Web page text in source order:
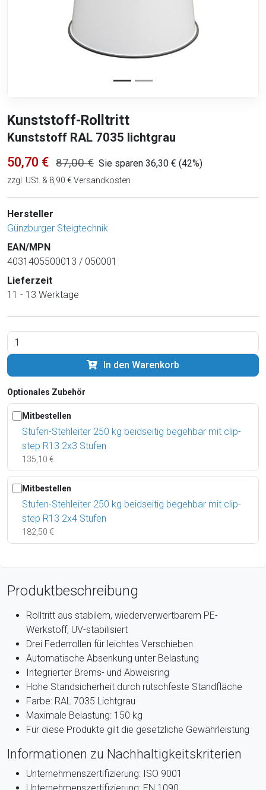
Kunststoff-Rolltritt
Kunststoff RAL 7035 lichtgrau
50,70 € 87,00 € Sie sparen 36,30 € (42%)
zzgl. USt. & 8,90 € Versandkosten
Hersteller
Günzburger Steigtechnik
EAN/MPN
4031405500013 / 050001
Lieferzeit
11 - 13 Werktage
In den Warenkorb
Optionales Zubehör
Mitbestellen
Stufen-Stehleiter 250 kg beidseitig begehbar mit clip-
step R13 2x3 Stufen
135,10 €
Mitbestellen
Stufen-Stehleiter 250 kg beidseitig begehbar mit clip-
step R13 2x4 Stufen
182,50 €
Produktbeschreibung
Rolltritt aus stabilem, wiederverwertbarem PE-
Werkstoff, UV-stabilisiert
Drei Federrollen für leichtes Verschieben
Automatische Absenkung unter Belastung
Integrierter Brems- und Abweisring
Hohe Standsicherheit durch rutschfeste Standfläche
Farbe: RAL 7035 Lichtgrau
Maximale Belastung: 150 kg
Für diese Produkte gilt die gesetzliche Gewährleistung
Informationen zu Nachhaltigkeitskriterien
Unternehmenszertifizierung: ISO 9001